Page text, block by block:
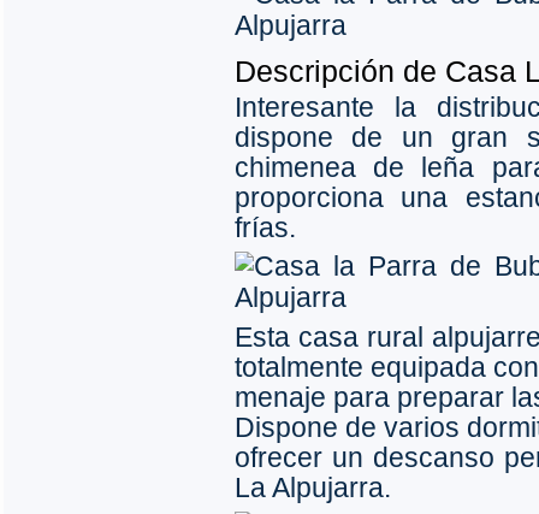
Descripción de Casa
Interesante la
dispone de un gran
chimenea de leña
proporciona una
frías.
Esta casa rural
totalmente equipada
menaje para preparar
Dispone de varios
ofrecer un descanso
La Alpujarra.